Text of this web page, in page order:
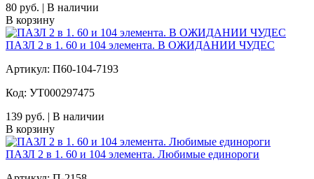
80 руб. | В наличии
В корзину
ПАЗЛ 2 в 1. 60 и 104 элемента. В ОЖИДАНИИ ЧУДЕС
Артикул: П60-104-7193
Код: УТ000297475
139 руб. | В наличии
В корзину
ПАЗЛ 2 в 1. 60 и 104 элемента. Любимые единороги